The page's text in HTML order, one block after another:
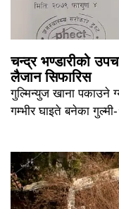
चन्द्र भण्डारीको
लैजान सिफारिस
गुल्मिन्युज खाना पकाउने
गम्भीर घाइते बनेका